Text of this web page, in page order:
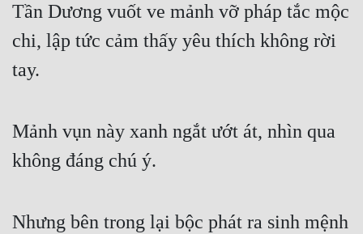
Cạnh Kỹ
Cổ Đại
Tần Dương vuốt ve mảnh vỡ pháp tắc mộc
chi, lập tức cảm thấy yêu thích không rời
tay.
Mảnh vụn này xanh ngắt ướt át, nhìn qua
không đáng chú ý.
Nhưng bên trong lại bộc phát ra sinh mệnh